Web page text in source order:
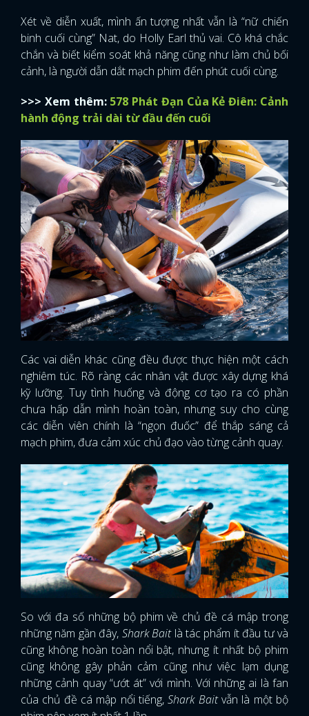
x
ĐĂNG NHẬP
Xét về diễn xuất, mình ấn tượng nhất vẫn là “nữ chiến
binh cuối cùng” Nat, do Holly Earl thủ vai. Cô khá chắc
chắn và biết kiểm soát khả năng cũng như làm chủ bối
cảnh, là người dẫn dắt mạch phim đến phút cuối cùng.
>>> Xem thêm: 578 Phát Đạn Của Kẻ Điên: Cảnh
hành động trải dài từ đầu đến cuối
Các vai diễn khác cũng đều được thực hiện một cách
nghiêm túc. Rõ ràng các nhân vật được xây dựng khá
kỹ lưỡng. Tuy tình huống và động cơ tạo ra có phần
chưa hấp dẫn mình hoàn toàn, nhưng suy cho cùng
các diễn viên chính là “ngọn đuốc” để thắp sáng cả
mạch phim, đưa cảm xúc chủ đạo vào từng cảnh quay.
So với đa số những bộ phim về chủ đề cá mập trong
những năm gần đây, Shark Baitlà tác phẩm ít đầu tư và
cũng không hoàn toàn nổi bật, nhưng ít nhất bộ phim
cũng không gây phản cảm cũng như việc lạm dụng
những cảnh quay “ướt át” với mình. Với những ai là fan
của chủ đề cá mập nổi tiếng,Shark Baitvẫn là một bộ